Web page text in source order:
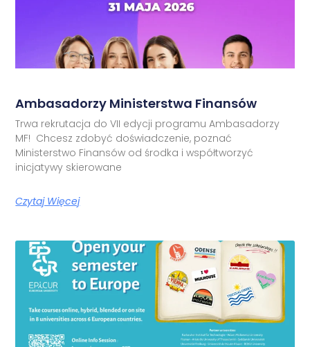
Ambasadorzy Ministerstwa Finansów
Trwa rekrutacja do VII edycji programu Ambasadorzy
MF! Chcesz zdobyć doświadczenie, poznać
Ministerstwo Finansów od środka i współtworzyć
inicjatywy skierowane
Czytaj Więcej